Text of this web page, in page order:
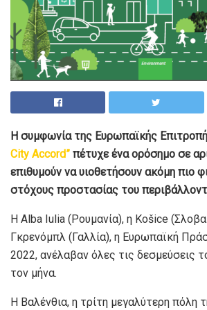
Η συμφωνία της Ευρωπαϊκής
City Accord” πέτυχε ένα ορόσημο σε
επιθυμούν να υιοθετήσουν ακόμη πιο
στόχους προστασίας του
Η Alba Iulia (Ρουμανία), η Košice
Γκρενόμπλ (Γαλλία), η Ευρωπαϊκή
2022, ανέλαβαν όλες τις δεσμεύσεις
τον μήνα.
Η Βαλένθια, η τρίτη μεγαλύτερη πόλη